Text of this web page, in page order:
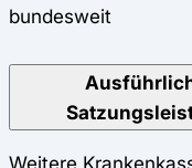
bundesweit